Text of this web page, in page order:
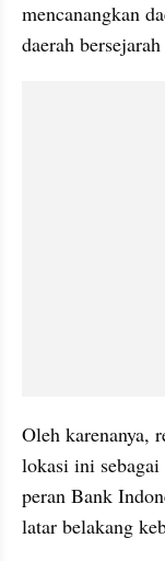
mencanangkan
daerah
Oleh karenanya,
lokasi ini sebagai
peran Bank
latar belakang